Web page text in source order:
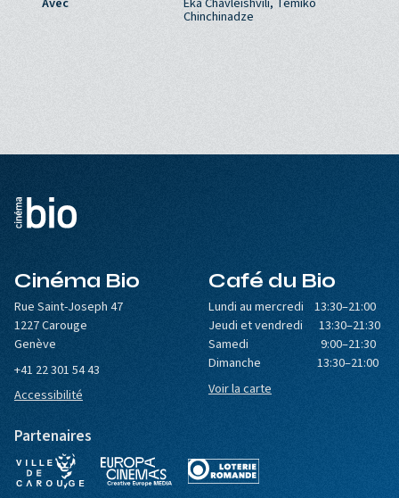
Chinchinadze
Cinéma Bio
Rue Saint-Joseph 47
1227 Carouge
Genève
+41 22 301 54 43
Accessibilité
Café du Bio
Lundi au mercredi 13:30–21:00
Jeudi et vendredi 13:30–21:30
Samedi 9:00–21:30
Dimanche 13:30–21:00
Voir la carte
Partenaires